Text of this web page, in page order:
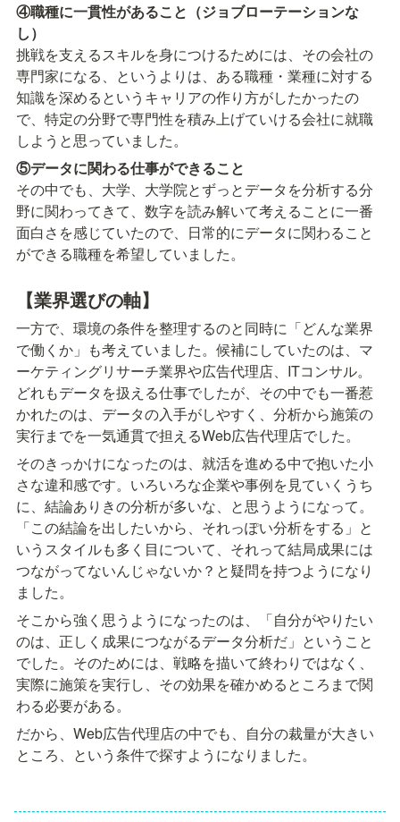
④職種に一貫性があること（ジョブローテーションな
し）
挑戦を支えるスキルを身につけるためには、その会社の
専門家になる、というよりは、ある職種・業種に対する
知識を深めるというキャリアの作り方がしたかったの
で、特定の分野で専門性を積み上げていける会社に就職
しようと思っていました。
⑤データに関わる仕事ができること
その中でも、大学、大学院とずっとデータを分析する分
野に関わってきて、数字を読み解いて考えることに一番
面白さを感じていたので、日常的にデータに関わること
ができる職種を希望していました。
【業界選びの軸】
一方で、環境の条件を整理するのと同時に「どんな業界
で働くか」も考えていました。候補にしていたのは、マ
ーケティングリサーチ業界や広告代理店、ITコンサル。
どれもデータを扱える仕事でしたが、その中でも一番惹
かれたのは、データの入手がしやすく、分析から施策の
実行までを一気通貫で担えるWeb広告代理店でした。
そのきっかけになったのは、就活を進める中で抱いた小
さな違和感です。いろいろな企業や事例を見ていくうち
に、結論ありきの分析が多いな、と思うようになって。
「この結論を出したいから、それっぽい分析をする」と
いうスタイルも多く目について、それって結局成果には
つながってないんじゃないか？と疑問を持つようになり
ました。
そこから強く思うようになったのは、「自分がやりたい
のは、正しく成果につながるデータ分析だ」ということ
でした。そのためには、戦略を描いて終わりではなく、
実際に施策を実行し、その効果を確かめるところまで関
わる必要がある。
だから、Web広告代理店の中でも、自分の裁量が大きい
ところ、という条件で探すようになりました。